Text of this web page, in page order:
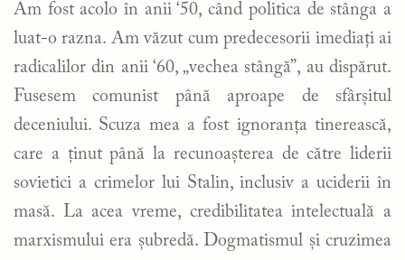
Am fost acolo în anii ‘50, când politica de stânga a
luat-o razna. Am văzut cum predecesorii imediați ai
radicalilor din anii ‘60, „vechea stângă”, au dispărut.
Fusesem comunist până aproape de sfârșitul
deceniului. Scuza mea a fost ignoranța tinerească,
care a ținut până la recunoașterea de către liderii
sovietici a crimelor lui Stalin, inclusiv a uciderii în
masă. La acea vreme, credibilitatea intelectuală a
marxismului era șubredă. Dogmatismul și cruzimea